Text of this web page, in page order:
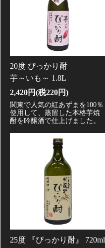
20度 ぴっかり酎
芋～いも～ 1.8L
2,420円(税220円)
関東で人気の紅あずまを100％
使用して、蒸留した本格芋焼
酎を吟醸酒で仕上げました。
25度 『ぴっかり酎』 720ml